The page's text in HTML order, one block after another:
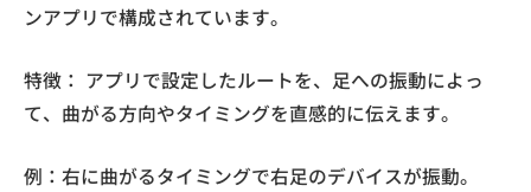
ンアプリで構成されています。
特徴： アプリで設定したルートを、足への振動によっ
て、曲がる方向やタイミングを直感的に伝えます。
例：右に曲がるタイミングで右足のデバイスが振動。